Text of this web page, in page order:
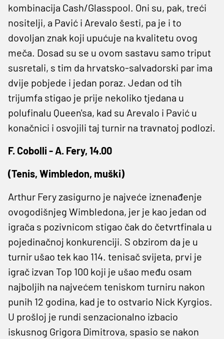
kombinacija Cash/Glasspool. Oni su, pak, treći
nositelji, a Pavić i Arevalo šesti, pa je i to
dovoljan znak koji upućuje na kvalitetu ovog
meča. Dosad su se u ovom sastavu samo triput
susretali, s tim da hrvatsko-salvadorski par ima
dvije pobjede i jedan poraz. Jedan od tih
trijumfa stigao je prije nekoliko tjedana u
polufinalu Queen'sa, kad su Arevalo i Pavić u
konačnici i osvojili taj turnir na travnatoj podlozi.
F. Cobolli - A. Fery, 14.00
(Tenis, Wimbledon, muški)
Arthur Fery zasigurno je najveće iznenađenje
ovogodišnjeg Wimbledona, jer je kao jedan od
igrača s pozivnicom stigao čak do četvrtfinala u
pojedinačnoj konkurenciji. S obzirom da je u
turnir ušao tek kao 114. tenisač svijeta, prvi je
igrač izvan Top 100 koji je ušao među osam
najboljih na najvećem teniskom turniru nakon
punih 12 godina, kad je to ostvario Nick Kyrgios.
U prošloj je rundi senzacionalno izbacio
iskusnog Grigora Dimitrova, spasio se nakon